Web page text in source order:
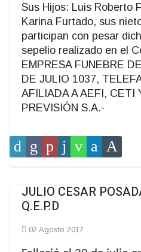
Sus Hijos: Luis Roberto
Karina Furtado, sus
participan con pesar
sepelio realizado en el
EMPRESA FUNEBRE
DE JULIO 1037,
AFILIADA A AEFI, CETI
PREVISIÓN S.A.-
JULIO CESAR
Q.E.P.D
02 Agosto 2017